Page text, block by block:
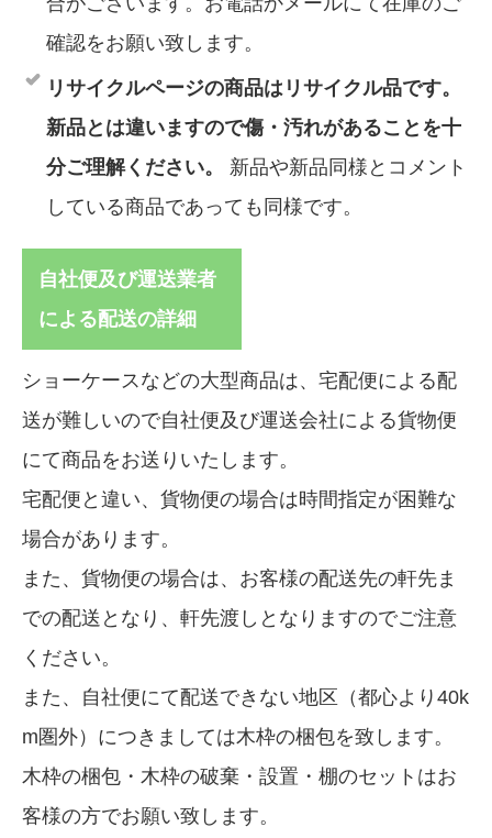
確認をお願い致します。
リサイクルページの商品はリサイクル品です。
新品とは違いますので傷・汚れがあることを十
分ご理解ください。
新品や新品同様とコメント
している商品であっても同様です。
自社便及び運送業者
による配送の詳細
ショーケースなどの大型商品は、宅配便による配
送が難しいので自社便及び運送会社による貨物便
にて商品をお送りいたします。
宅配便と違い、貨物便の場合は時間指定が困難な
場合があります。
また、貨物便の場合は、お客様の配送先の軒先ま
での配送となり、軒先渡しとなりますのでご注意
ください。
また、自社便にて配送できない地区（都心より40k
m圏外）につきましては木枠の梱包を致します。
木枠の梱包・木枠の破棄・設置・棚のセットはお
客様の方でお願い致します。